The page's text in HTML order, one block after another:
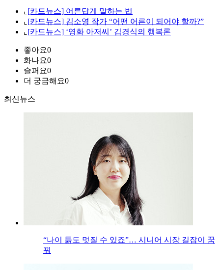
⌞ [카드뉴스] 어른답게 말하는 법
⌞ [카드뉴스] 김소영 작가 “어떤 어른이 되어야 할까?”
⌞ [카드뉴스] ‘영화 아저씨’ 김경식의 행복론
좋아요0
화나요0
슬퍼요0
더 궁금해요0
최신뉴스
“나이 듦도 멋질 수 있죠”… 시니어 시장 길잡이 꿈
꿔